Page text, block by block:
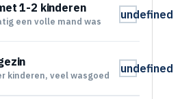
undefined
1-2 kinderen
een volle mand was
undefined
kinderen, veel wasgoed